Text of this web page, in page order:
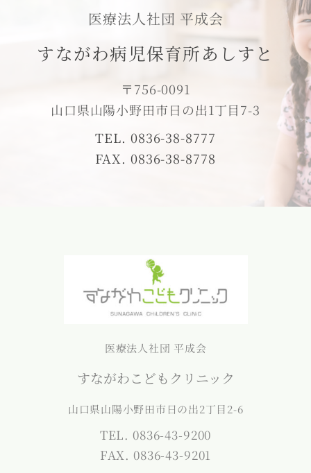
医療法人社団 平成会
すながわ病児保育所あしすと
〒756-0091
山口県山陽小野田市日の出1丁目7-3
TEL. 0836-38-8777
FAX. 0836-38-8778
医療法人社団 平成会
すながわこどもクリニック
山口県山陽小野田市日の出2丁目2-6
TEL. 0836-43-9200
FAX. 0836-43-9201